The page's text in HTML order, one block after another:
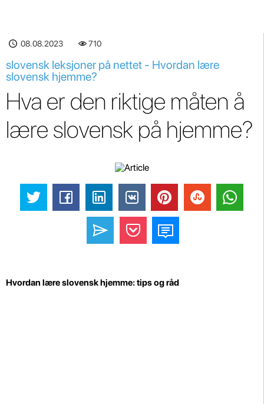
08.08.2023 710
slovensk leksjoner på nettet - Hvordan lære
slovensk hjemme?
Hva er den riktige måten å
lære slovensk på hjemme?
Hvordan lære slovensk hjemme: tips og råd